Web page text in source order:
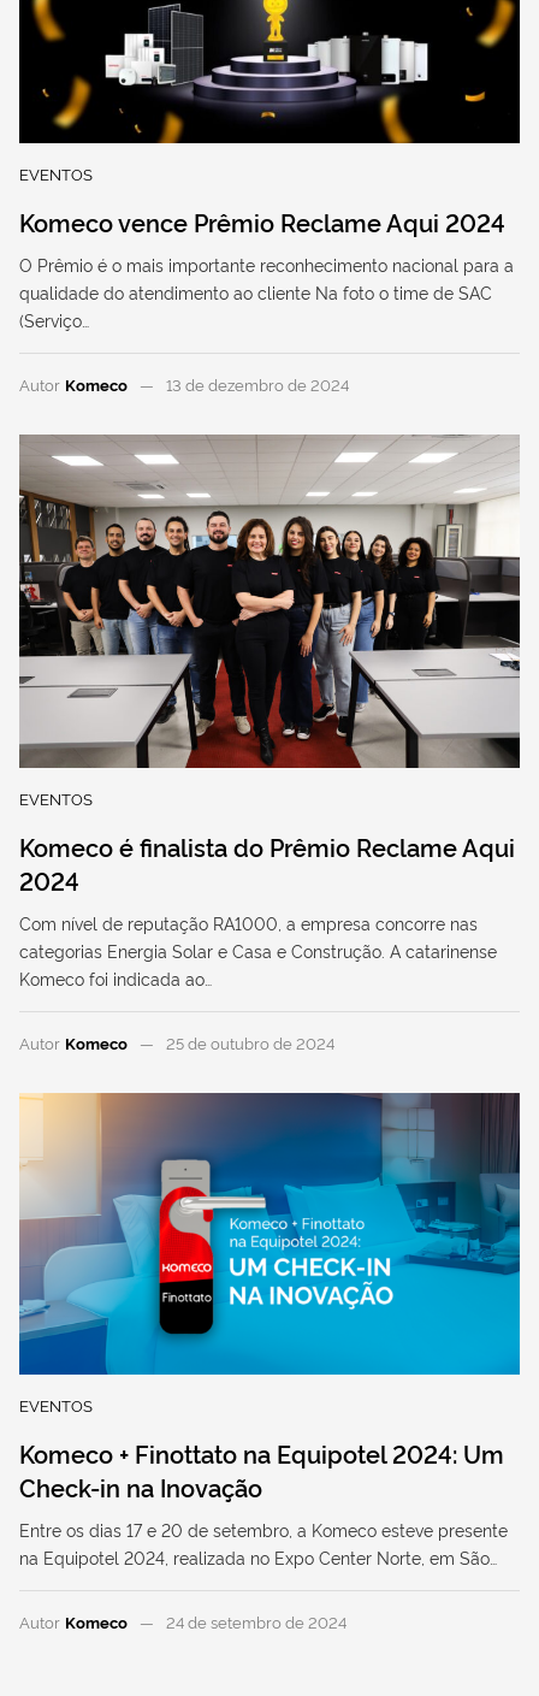
EVENTOS
Komeco vence Prêmio Reclame Aqui 2024
O Prêmio é o mais importante reconhecimento nacional para a
qualidade do atendimento ao cliente Na foto o time de SAC
(Serviço…
Autor Komeco 13 de dezembro de 2024
EVENTOS
Komeco é finalista do Prêmio Reclame Aqui
2024
Com nível de reputação RA1000, a empresa concorre nas
categorias Energia Solar e Casa e Construção. A catarinense
Komeco foi indicada ao…
Autor Komeco 25 de outubro de 2024
EVENTOS
Komeco + Finottato na Equipotel 2024: Um
Check-in na Inovação
Entre os dias 17 e 20 de setembro, a Komeco esteve presente
na Equipotel 2024, realizada no Expo Center Norte, em São…
Autor Komeco 24 de setembro de 2024